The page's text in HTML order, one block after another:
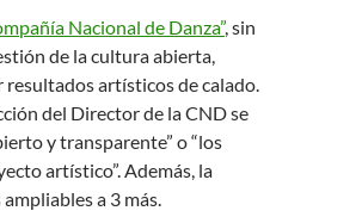
Nacional de Danza”, sin
de la cultura abierta,
artísticos de calado.
del Director de la CND se
y transparente” o “los
artístico”. Además, la
a 3 más.